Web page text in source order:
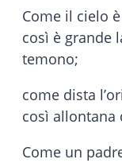
Come il cielo
così è grande
temono;
come dista
così allontana
Come un